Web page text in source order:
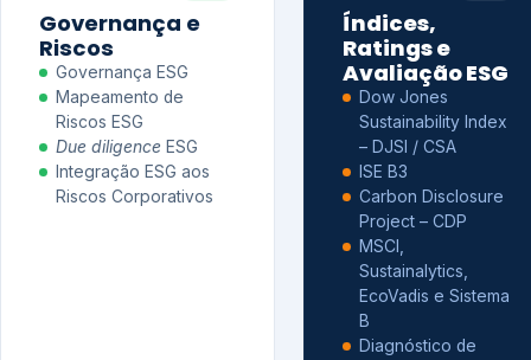
Governança e
Riscos
Governança ESG
Mapeamento de
Riscos ESG
Due diligence ESG
Integração ESG aos
Riscos Corporativos
Índices,
Ratings e
Avaliação ESG
Dow Jones
Sustainability Index
– DJSI / CSA
ISE B3
Carbon Disclosure
Project – CDP
MSCI,
Sustainalytics,
EcoVadis e Sistema
B
Diagnóstico de